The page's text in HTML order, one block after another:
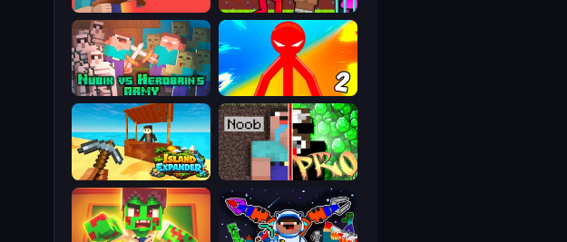
Stickman vs Villager: Save the Girl
Noob: Zombie Prison Escape
Red Stickman vs Monster School 2
Nubik vs Herobrin's Army
Noob vs Pro: Challenge
Island Expander